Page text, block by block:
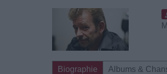
Biographie Albums &